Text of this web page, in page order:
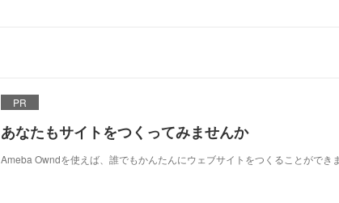
PR
あなたもサイトをつくってみませんか
Ameba Owndを使えば、誰でもかんたんにウェブサイトをつくることができ